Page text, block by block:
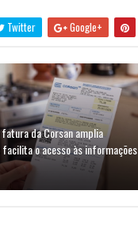
Twitter Google+
fatura da Corsan amplia
o acesso às informações